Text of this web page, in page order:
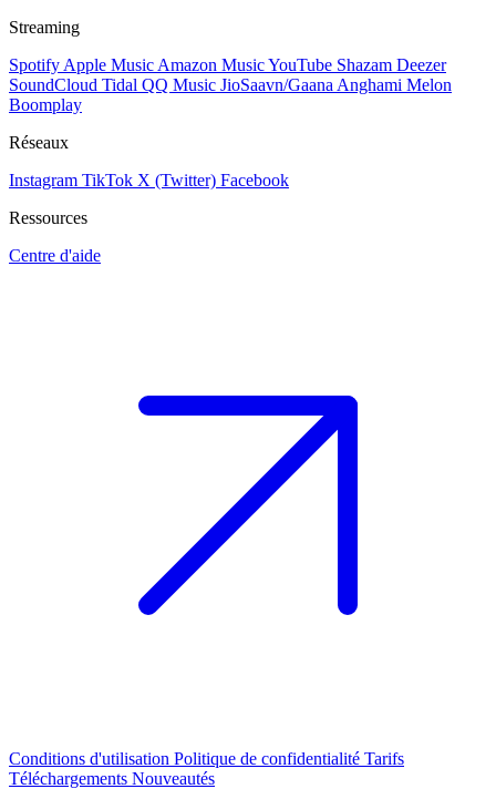
Streaming
Spotify Apple Music Amazon MusicYouTube Shazam Deezer
SoundCloud Tidal QQ Music JioSaavn/Gaana Anghami Melon
Boomplay
Réseaux
Instagram TikTok X (Twitter) Facebook
Ressources
Centre d'aide
Conditions d'utilisation Politique de confidentialité Tarifs
Téléchargements Nouveautés